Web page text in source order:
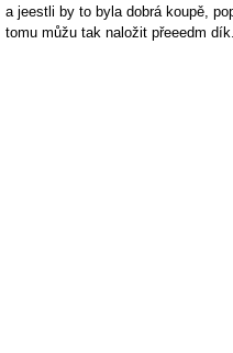
a jeestli by to byla dobrá koupě,
tomu můžu tak naložit přeeedm dík.